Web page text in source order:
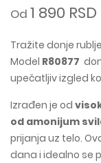
Od 1 890 RSD
Tražite donje
Model R80877
upečatljiv izgled
Izrađen je od
od amonijum
prijanja uz telo.
dana i idealno se